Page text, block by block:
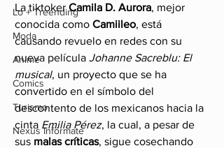
Lo + Treending
Moda
Anime
Comics
Turismo
Nexus Infórmate
La tiktoker Camila D. Aurora, mejor
conocida como Camiileo, está
causando revuelo en redes con su
nueva película Johanne Sacreblu: El
musical, un proyecto que se ha
convertido en el símbolo del
descontento de los mexicanos hacia la
cinta Emilia Pérez, la cual, a pesar de
sus malas críticas, sigue cosechando